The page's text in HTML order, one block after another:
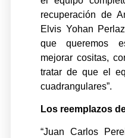
recuperación de
Elvis Yohan
que queremos
mejorar cositas,
tratar de que el
cuadrangulares”.
Los reemplazos
“Juan Carlos